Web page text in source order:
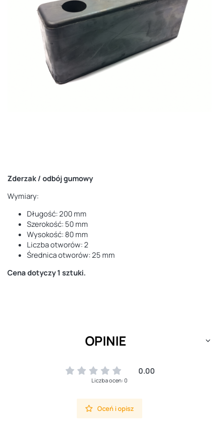
Zderzak / odbój gumowy
Wymiary:
Długość: 200 mm
Szerokość: 50 mm
Wysokość: 80 mm
Liczba otworów: 2
Średnica otworów: 25 mm
Cena dotyczy 1 sztuki.
OPINIE
0.00
Liczba ocen: 0
Oceń i opisz